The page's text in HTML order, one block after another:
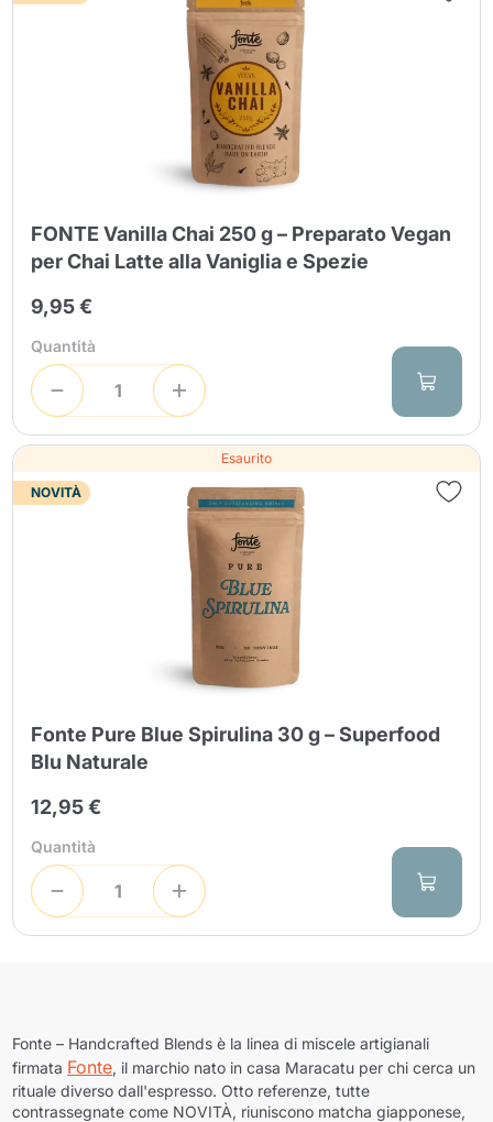
FONTE Vanilla Chai 250 g – Preparato Vegan
per Chai Latte alla Vaniglia e Spezie
9,95 €
Quantità
Esaurito
NOVITÀ
Fonte Pure Blue Spirulina 30 g – Superfood
Blu Naturale
12,95 €
Quantità
Fonte – Handcrafted Blends è la linea di miscele artigianali
firmata Fonte, il marchio nato in casa Maracatu per chi cerca un
rituale diverso dall'espresso. Otto referenze, tutte
contrassegnate come NOVITÀ, riuniscono matcha giapponese,